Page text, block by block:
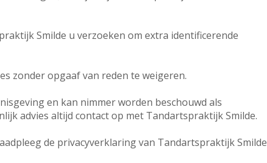
Smilde u verzoeken om extra identificerende
zonder opgaaf van reden te weigeren.
en kan nimmer worden beschouwd als
advies altijd contact op met Tandartspraktijk Smilde.
de privacyverklaring van Tandartspraktijk Smilde